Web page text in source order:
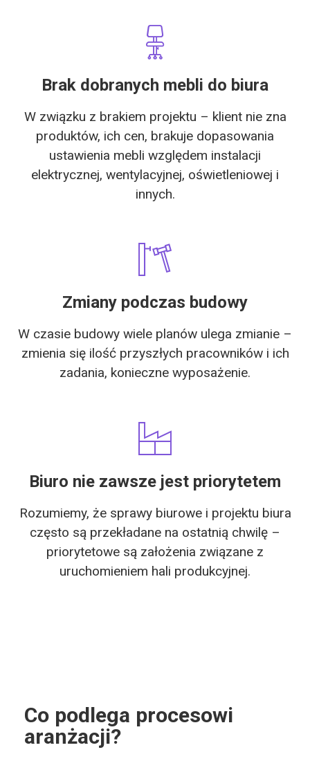
Brak dobranych mebli do biura
W związku z brakiem projektu – klient nie zna
produktów, ich cen, brakuje dopasowania
ustawienia mebli względem instalacji
elektrycznej, wentylacyjnej, oświetleniowej i
innych.
Zmiany podczas budowy
W czasie budowy wiele planów ulega zmianie –
zmienia się ilość przyszłych pracowników i ich
zadania, konieczne wyposażenie.
Biuro nie zawsze jest priorytetem
Rozumiemy, że sprawy biurowe i projektu biura
często są przekładane na ostatnią chwilę –
priorytetowe są założenia związane z
uruchomieniem hali produkcyjnej.
Co podlega procesowi
aranżacji?